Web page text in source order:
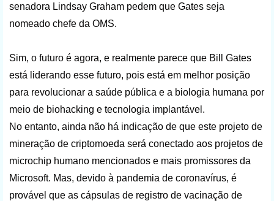
senadora Lindsay Graham pedem que Gates seja
nomeado chefe da OMS.
Sim, o futuro é agora, e realmente parece que Bill Gates
está liderando esse futuro, pois está em melhor posição
para revolucionar a saúde pública e a biologia humana por
meio de biohacking e tecnologia implantável.
No entanto, ainda não há indicação de que este projeto de
mineração de criptomoeda será conectado aos projetos de
microchip humano mencionados e mais promissores da
Microsoft. Mas, devido à pandemia de coronavírus, é
provável que as cápsulas de registro de vacinação de